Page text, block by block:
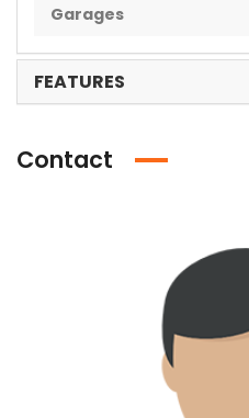
Garages
FEATURES
Contact